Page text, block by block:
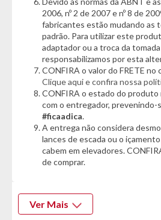
- Bateria com autonomia de 45Km a
peso do condutor e relevo do
- Aro 10"
- Suporta até 180Kg
- Velocidade de até 32Km
Garantia do Fornecedor: 3 meses.(Se
danificado/quebrado, o prazo para
dias corridos após a data da entrega)
2006, nº 2 de 2007 e nº 8 de
fabricantes estão mudando as
padrão. Para utilizar este
adaptador ou a troca da
responsabilizamos por esta
CONFIRA o valor do FRETE no
Clique aqui e confira nossa
CONFIRA o estado do
com o entregador,
#ficaadica.
A entrega não considera
lances de escada ou o
cabem em elevadores.
de comprar.
Ver Mais